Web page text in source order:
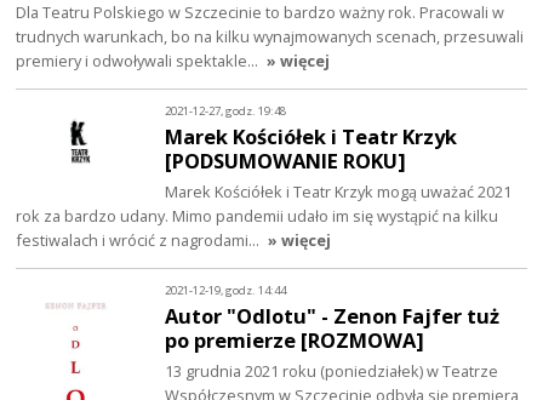
Dla Teatru Polskiego w Szczecinie to bardzo ważny rok. Pracowali w
trudnych warunkach, bo na kilku wynajmowanych scenach, przesuwali
premiery i odwoływali spektakle… » więcej
2021-12-27, godz. 19:48
Marek Kościółek i Teatr Krzyk
[PODSUMOWANIE ROKU]
Marek Kościółek i Teatr Krzyk mogą uważać 2021
rok za bardzo udany. Mimo pandemii udało im się wystąpić na kilku
festiwalach i wrócić z nagrodami… » więcej
2021-12-19, godz. 14:44
Autor "Odlotu" - Zenon Fajfer tuż
po premierze [ROZMOWA]
13 grudnia 2021 roku (poniedziałek) w Teatrze
Współczesnym w Szczecinie odbyła się premiera